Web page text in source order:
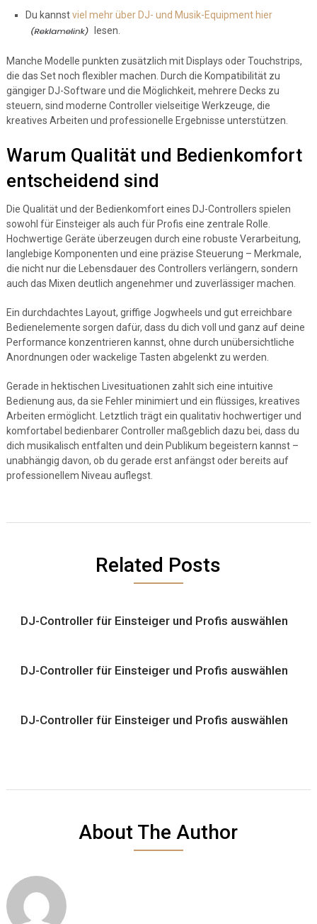
Du kannstviel mehr über DJ- und Musik-Equipment hier
lesen.
Manche Modelle punkten zusätzlich mit Displays oder Touchstrips,
die das Set noch flexibler machen. Durch die Kompatibilität zu
gängiger DJ-Software und die Möglichkeit, mehrere Decks zu
steuern, sind moderne Controller vielseitige Werkzeuge, die
kreatives Arbeiten und professionelle Ergebnisse unterstützen.
Warum Qualität und Bedienkomfort
entscheidend sind
Die Qualität und der Bedienkomfort eines DJ-Controllers spielen
sowohl für Einsteiger als auch für Profis eine zentrale Rolle.
Hochwertige Geräte überzeugen durch eine robuste Verarbeitung,
langlebige Komponenten und eine präzise Steuerung – Merkmale,
die nicht nur die Lebensdauer des Controllers verlängern, sondern
auch das Mixen deutlich angenehmer und zuverlässiger machen.
Ein durchdachtes Layout, griffige Jogwheels und gut erreichbare
Bedienelemente sorgen dafür, dass du dich voll und ganz auf deine
Performance konzentrieren kannst, ohne durch unübersichtliche
Anordnungen oder wackelige Tasten abgelenkt zu werden.
Gerade in hektischen Livesituationen zahlt sich eine intuitive
Bedienung aus, da sie Fehler minimiert und ein flüssiges, kreatives
Arbeiten ermöglicht. Letztlich trägt ein qualitativ hochwertiger und
komfortabel bedienbarer Controller maßgeblich dazu bei, dass du
dich musikalisch entfalten und dein Publikum begeistern kannst –
unabhängig davon, ob du gerade erst anfängst oder bereits auf
professionellem Niveau auflegst.
Related Posts
DJ-Controller für Einsteiger und Profis auswählen
DJ-Controller für Einsteiger und Profis auswählen
DJ-Controller für Einsteiger und Profis auswählen
About The Author